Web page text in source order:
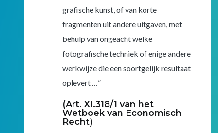
grafische kunst, of van korte
fragmenten uit andere uitgaven, met
behulp van ongeacht welke
fotografische techniek of enige andere
werkwijze die een soortgelijk resultaat
oplevert …”
(Art. XI.318/1 van het
Wetboek van Economisch
Recht)